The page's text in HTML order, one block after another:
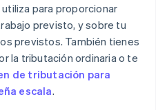
para proporcionar
previsto, y sobre tu
previstos. También tienes
la tributación ordinaria o te
de tributación para
escala.